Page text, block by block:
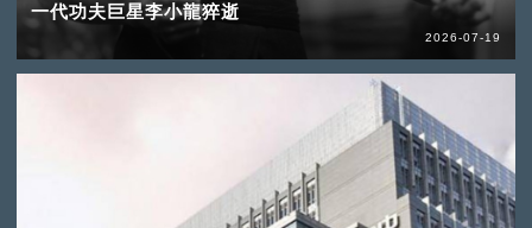
一代功夫巨星李小龍猝逝
2026-07-19